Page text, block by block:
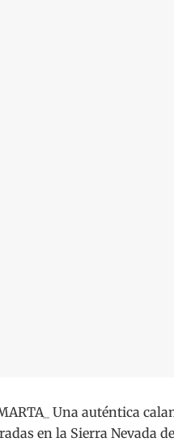
Una auténtica
en la Sierra Nevada